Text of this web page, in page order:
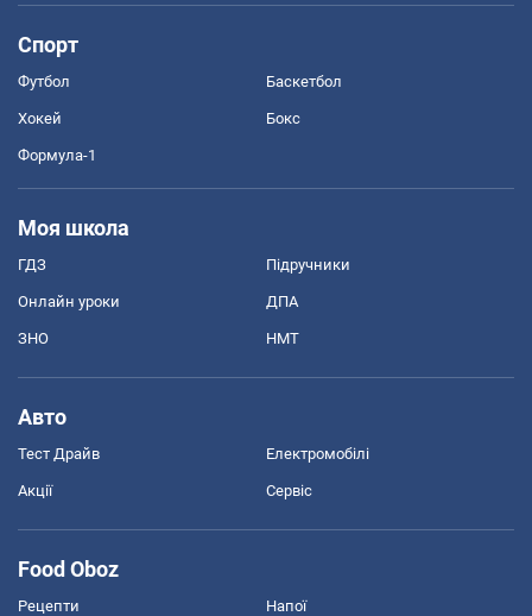
Спорт
Футбол Баскетбол
Хокей Бокс
Формула-1
Моя школа
ГДЗ Підручники
Онлайн уроки ДПА
ЗНО НМТ
Авто
Тест Драйв Електромобілі
Акції Сервіс
Food Oboz
Рецепти Напої